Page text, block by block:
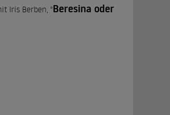
Iris Berben, "Beresina oder